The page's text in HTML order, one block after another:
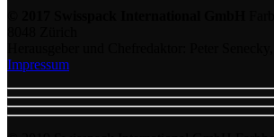
Impressum